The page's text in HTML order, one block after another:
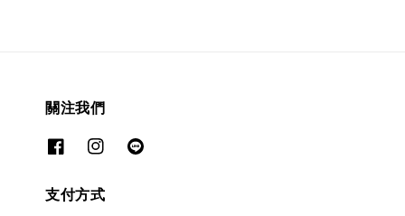
關注我們
支付方式